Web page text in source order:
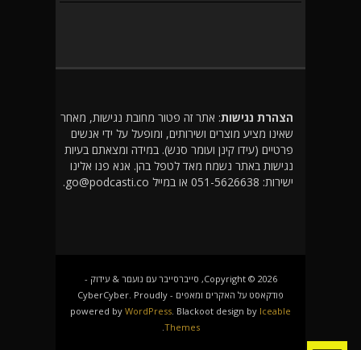
הצהרת נגישות: אתר זה פטור מחובת נגישות, מאחר
שאינו מציע מוצרים ושירותים, ומופעל על ידי אנשים
פרטיים (עידו קינן ועומר סנש). במידה ומצאתם בעיות
נגישות באתר נשמח מאד לטפל בהן. אנא פנו אלינו
ישירות: 051-5626638 או במייל go@podcasti.co.
Copyright © 2026, סייברסייבר עם נועםר & עידוק -
פודקאסט על האקרים ומאפים - CyberCyber. Proudly
powered by WordPress . Blackoot design by Iceable
Themes